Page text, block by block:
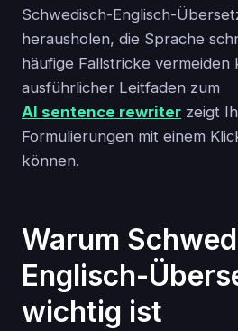
Schwedisch-Englisch-
herausholen, die Sprache
häufige Fallstricke vermeiden
ausführlicher Leitfaden zum
AI sentence rewriter zeigt
Formulierungen mit einem
können.
Warum
Englisch-
wichtig ist